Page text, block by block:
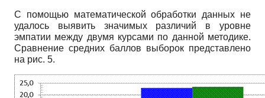
С помощью математической обработки данных не
удалось выявить значимых различий в уровне
эмпатии между двумя курсами по данной методике.
Сравнение средних баллов выборок представлено
на рис. 5.